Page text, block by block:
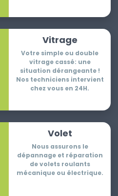
Vitrage
Votre simple ou double
vitrage cassé: une
situation dérangeante !
Nos techniciens intervient
chez vous en 24H.
Volet
Nous assurons le
dépannage et réparation
de volets roulants
mécanique ou électrique.